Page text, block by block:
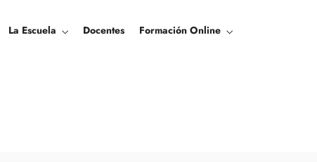
La Escuela Docentes Formación Online